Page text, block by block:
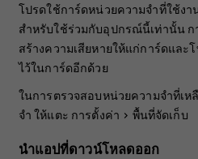
โปรดใช้การ์ดหน่วยความจำที่ใช้งา
สำหรับใช้ร่วมกับอุปกรณ์นี้เท่านั้น ก
สร้างความเสียหายให้แก่การ์ดและ
ไว้ในการ์ดอีกด้วย
ในการตรวจสอบหน่วยความจำที่เ
จำ ให้แตะ การตั้งค่า > พื้นที่จัดเก็บ
นำแอปที่ดาวน์โหลดออก